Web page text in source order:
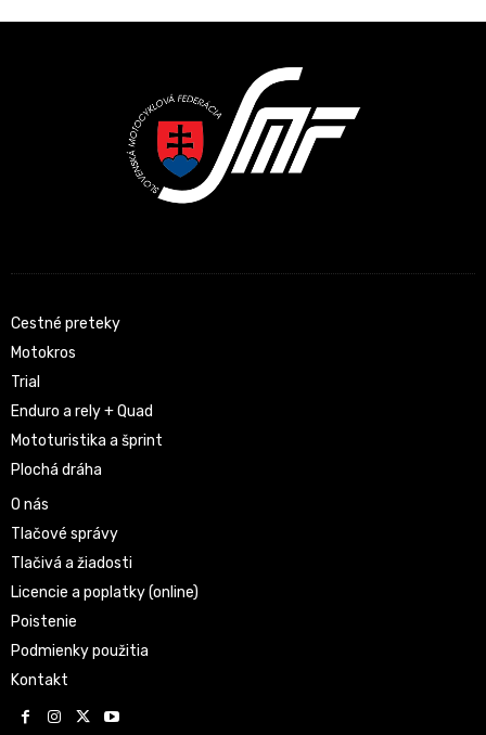
Cestné preteky
Motokros
Trial
Enduro a rely + Quad
Mototuristika a šprint
Plochá dráha
O nás
Tlačové správy
Tlačivá a žiadosti
Licencie a poplatky (online)
Poistenie
Podmienky použitia
Kontakt